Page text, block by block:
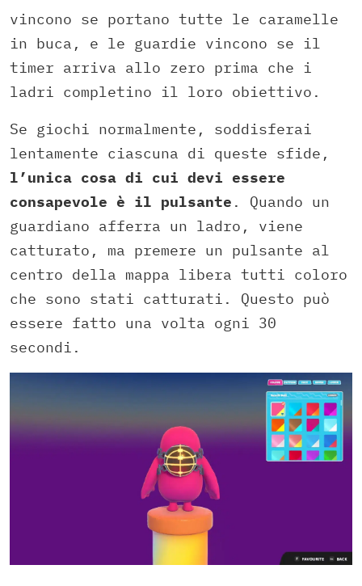
vincono se portano tutte le caramelle
in buca, e le guardie vincono se il
timer arriva allo zero prima che i
ladri completino il loro obiettivo.
Se giochi normalmente, soddisferai
lentamente ciascuna di queste sfide,
l’unica cosa di cui devi essere
consapevole è il pulsante . Quando un
guardiano afferra un ladro, viene
catturato, ma premere un pulsante al
centro della mappa libera tutti coloro
che sono stati catturati. Questo può
essere fatto una volta ogni 30
secondi.